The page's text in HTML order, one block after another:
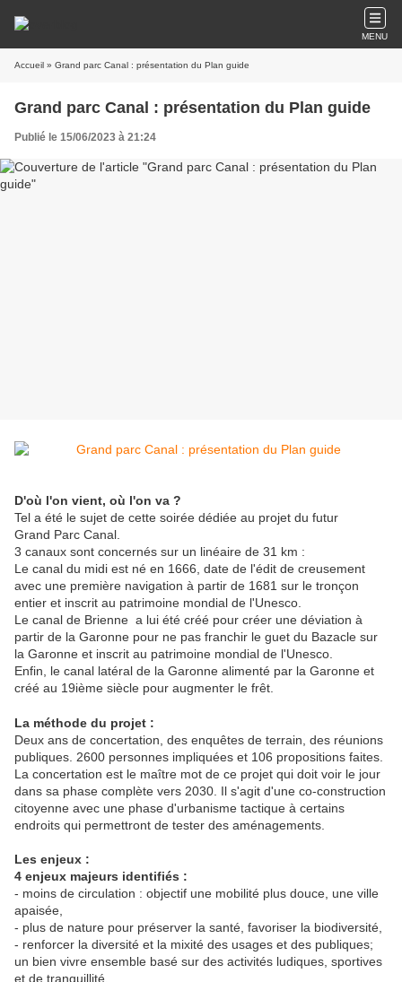
MENU
Accueil » Grand parc Canal : présentation du Plan guide
Grand parc Canal : présentation du Plan guide
Publié le 15/06/2023 à 21:24
D'où l'on vient, où l'on va ?
Tel a été le sujet de cette soirée dédiée au projet du futur
Grand Parc Canal.
3 canaux sont concernés sur un linéaire de 31 km :
Le canal du midi est né en 1666, date de l'édit de creusement
avec une première navigation à partir de 1681 sur le tronçon
entier et inscrit au patrimoine mondial de l'Unesco.
Le canal de Brienne a lui été créé pour créer une déviation à
partir de la Garonne pour ne pas franchir le guet du Bazacle sur
la Garonne et inscrit au patrimoine mondial de l'Unesco.
Enfin, le canal latéral de la Garonne alimenté par la Garonne et
créé au 19ième siècle pour augmenter le frêt.
La méthode du projet :
Deux ans de concertation, des enquêtes de terrain, des réunions
publiques. 2600 personnes impliquées et 106 propositions faites.
La concertation est le maître mot de ce projet qui doit voir le jour
dans sa phase complète vers 2030. Il s'agit d'une co-construction
citoyenne avec une phase d'urbanisme tactique à certains
endroits qui permettront de tester des aménagements.
Les enjeux :
4 enjeux majeurs identifiés :
- moins de circulation : objectif une mobilité plus douce, une ville
apaisée,
- plus de nature pour préserver la santé, favoriser la biodiversité,
- renforcer la diversité et la mixité des usages et des publiques;
un bien vivre ensemble basé sur des activités ludiques, sportives
et de tranquillité,